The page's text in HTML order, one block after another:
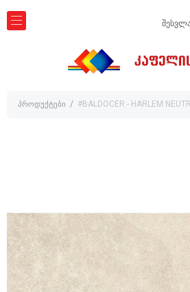
პროდუქტები #BALDOCER - HARLEM